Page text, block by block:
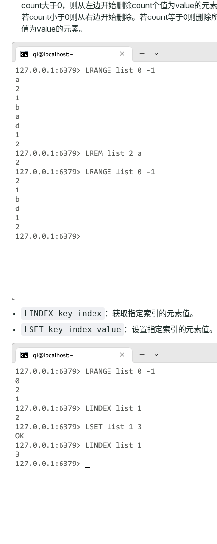
count大于0，则从左边开始删除count个值为value的元
若count小于0则从右边开始删除。若count等于0则删除
值为value的元素。
LINDEX key index ：获取指定索引的元素值。
LSET key index value ：设置指定索引的元素值。